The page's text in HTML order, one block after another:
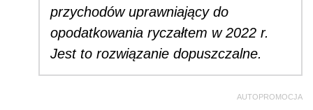
przychodów uprawniający do
opodatkowania ryczałtem w 2022 r.
Jest to rozwiązanie dopuszczalne.
AUTOPROMOCJA